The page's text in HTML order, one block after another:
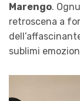
Marengo.
retroscena a
sublimi